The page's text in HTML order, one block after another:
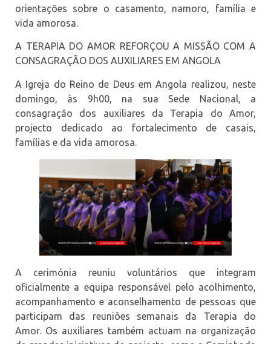
orientações sobre o casamento, namoro, família e
vida amorosa.
A TERAPIA DO AMOR REFORÇOU A MISSÃO COM A
CONSAGRAÇÃO DOS AUXILIARES EM ANGOLA
A Igreja do Reino de Deus em Angola realizou, neste
domingo, às 9h00, na sua Sede Nacional, a
consagração dos auxiliares da Terapia do Amor,
projecto dedicado ao fortalecimento de casais,
famílias e da vida amorosa.
A cerimónia reuniu voluntários que integram
oficialmente a equipa responsável pelo acolhimento,
acompanhamento e aconselhamento de pessoas que
participam das reuniões semanais da Terapia do
Amor. Os auxiliares também actuam na organização